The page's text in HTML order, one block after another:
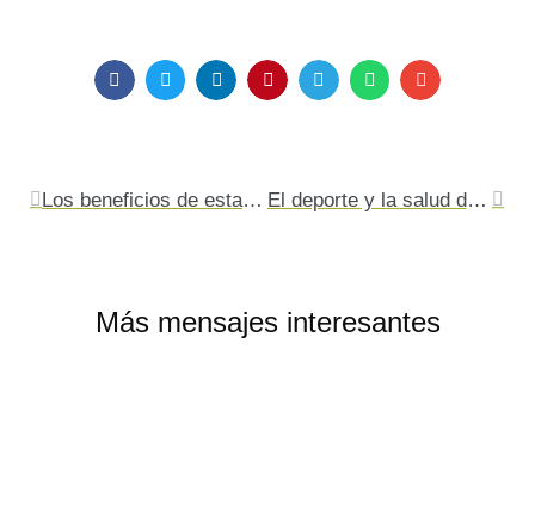
Los beneficios de estar en contacto con la naturaleza El deporte y la salud dental, íntimamente conectados
Más mensajes interesantes